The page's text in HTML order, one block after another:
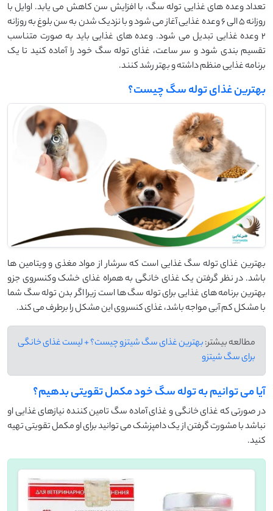
تعداد وعده های غذایی توله سگ، با افزایش سن کاهش می یابد. اوایل با
روزانه 5 الی 6 وعده غذایی آغاز می شود و با نزدیک شدن به سن بلوغ به روزانه
2 وعده غذایی تبدیل می شود. وعده های غذایی باید به صورت متناسب
تقسیم بندی شود و سر ساعت، غذای توله سگ خود را آماده کنید تا یک
برنامه غذایی منظم داشته و بهتر رشد کنند.
بهترین غذای توله سگ چیست؟
بهترین غذای توله سگ غذایی است که سرشار از مواد مغذی و ویتامین ها
باشد. در نظر گرفتن یک غذای خانگی به همراه غذای خشک وکنسروی جزو
بهترین برنامه های غذایی برای توله سگ ها است زیرا اگر بدن توله سگ شما
با مشکل کم آبی مواجه باشد، غذای کنسروی این مشکل را برطرف می کند.
مطالعه بیشتر:بهترین غذای سگ شیتزو چیست؟ + لیست غذای خانگی
برای سگ شیتزو
آیا می توانیم به توله سگ خود مکمل تقویتی بدهیم؟
در صورتی که غذای خانگی و غذای آماده سگ تامین کننده نیازهای غذایی او
نباشد با مشورت گرفتن از یک دامپزشک می توانید برای او مکمل تقویتی تهیه
کنید.